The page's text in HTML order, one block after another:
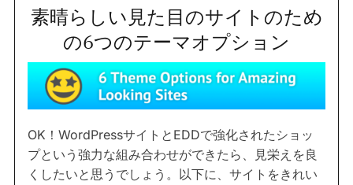
素晴らしい見た目のサイトのため
の6つのテーマオプション
OK！WordPressサイトとEDDで強化されたショッ
プという強力な組み合わせができたら、見栄えを良
くしたいと思うでしょう。以下に、サイトをきれい